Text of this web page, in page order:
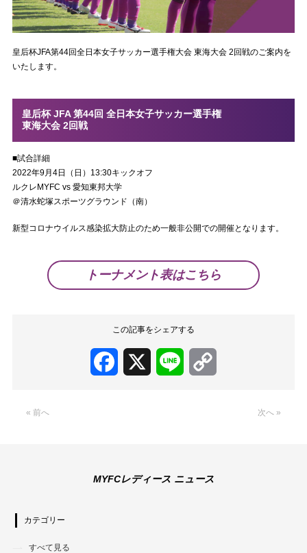
皇后杯JFA第44回全日本女子サッカー選手権大会 東海大会 2回戦のご案内を
いたします。
皇后杯 JFA 第44回 全日本女子サッカー選手権
東海大会 2回戦
■試合詳細
2022年9月4日（日）13:30キックオフ
ルクレMYFC vs 愛知東邦大学
＠清水蛇塚スポーツグラウンド（南）
新型コロナウイルス感染拡大防止のため一般非公開での開催となります。
トーナメント表はこちら
この記事をシェアする
Facebook Line
« 前へ 次へ »
MYFCレディース ニュース
カテゴリー
すべて見る